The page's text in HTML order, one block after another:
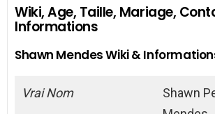
Wiki, Age, Taille, Mariage,
Informations
Shawn Mendes Wiki &
Vrai Nom
Shawn